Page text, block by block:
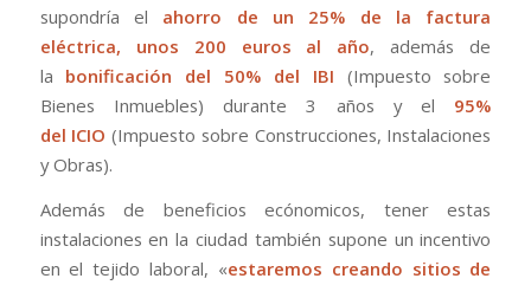
supondría el ahorro de un 25% de la factura
eléctrica, unos 200 euros al año, además de
la bonificación del 50% del IBI (Impuesto sobre
Bienes Inmuebles) durante 3 años y el 95%
del ICIO (Impuesto sobre Construcciones, Instalaciones
y Obras).
Además de beneficiosecónomicos, tener estas
instalaciones en la ciudad también supone un incentivo
en el tejido laboral, «estaremos creando sitios de